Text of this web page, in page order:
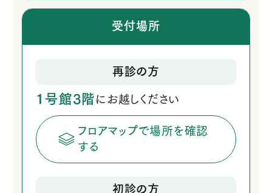
受付場所
再診の方
1号館3階 にお越しください
フロアマップで場所を確認
する
初診の方